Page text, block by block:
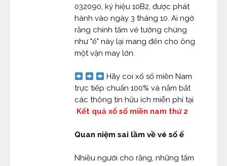
032090, ký hiệu 10B2, được phát
hành vào ngày 3 tháng 10. Ai ngờ
rằng chính tấm vé tưởng chừng
như "ế" này lại mang đến cho ông
một vận may lớn.
Hãy coi xổ số miền Nam
trực tiếp chuẩn 100% và nắm bắt
các thông tin hữu ích miễn phí tại
Kết quả xổ số miền nam thứ 2
Quan niệm sai lầm về vé số ế
Nhiều người cho rằng, những tấm